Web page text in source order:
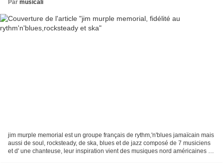
Par musicali
jim murple memorial est un groupe français de rythm,'n'blues jamaïcain mais
aussi de soul, rocksteady, de ska, blues et de jazz composé de 7 musiciens
et d' une chanteuse, leur inspiration vient des musiques nord américaines et